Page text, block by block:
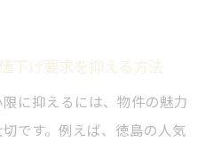
下げ要求を抑える方法
に抑えるには、物件の魅力
です。例えば、徳島の人気